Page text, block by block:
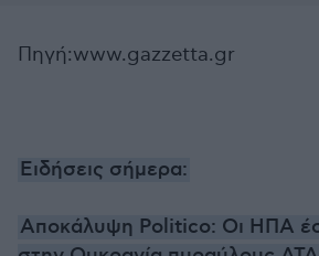
Πηγή:www.gazzetta.gr
Ειδήσεις σήμερα:
Αποκάλυψη Politico: Οι ΗΠΑ